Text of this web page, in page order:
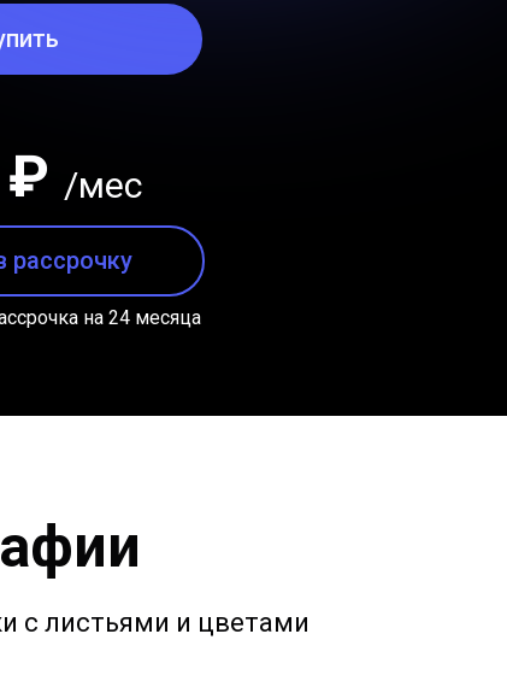
на 24 месяца
/мес
рассрочку
c листьями и цветами